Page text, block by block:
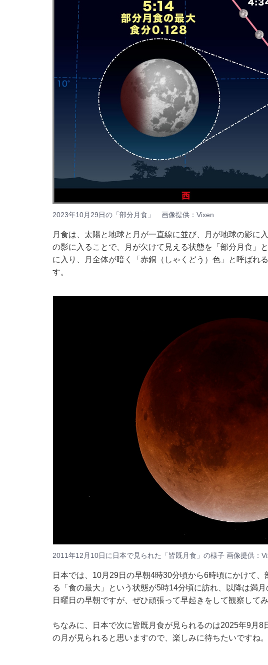
2023年10月29日の「部分月食」 画像提供：Vixen
月食は、太陽と地球と月が一直線に並び、月が地球の影に
の影に入ることで、月が欠けて見える状態を「部分月食」
に入り、月全体が暗く「赤銅（しゃくどう）色」と呼ばれ
す。
2011年12月10日に日本で見られた「皆既月食」の様子 画像提供：
日本では、10月29日の早朝4時30分頃から6時頃にかけて
る「食の最大」という状態が5時14分頃に訪れ、以降は満
日曜日の早朝ですが、ぜひ頑張って早起きをして観察してみ
ちなみに、日本で次に皆既月食が見られるのは2025年9月8
の月が見られると思いますので、楽しみに待ちたいですね。